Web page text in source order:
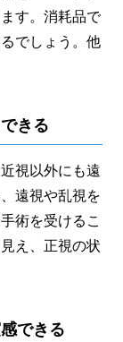
す。消耗品で
でしょう。他
きる
視以外にも遠
遠視や乱視を
術を受けるこ
え、正視の状
できる